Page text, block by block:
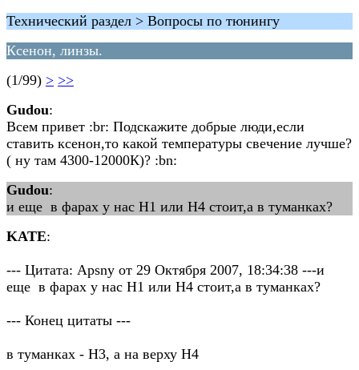
Технический раздел > Вопросы по тюнингу
Ксенон, линзы.
(1/99) > >>
Gudou:
Всем привет :br: Подскажите добрые люди,если
ставить ксенон,то какой температуры свечение лучше?
( ну там 4300-12000К)? :bn:
Gudou:
и еще в фарах у нас Н1 или Н4 стоит,а в туманках?
KATE:
--- Цитата: Apsny от 29 Октября 2007, 18:34:38 ---и
еще в фарах у нас Н1 или Н4 стоит,а в туманках?
--- Конец цитаты ---
в туманках - H3, а на верху H4